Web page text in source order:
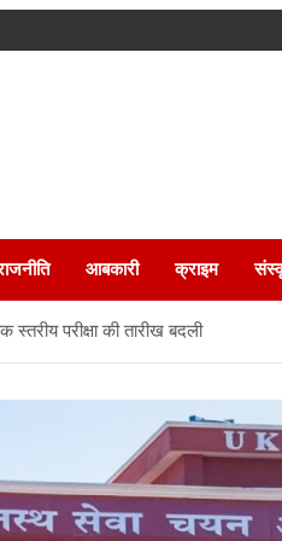
आबकारी क्राइम
परीक्षा की तारीख बदली